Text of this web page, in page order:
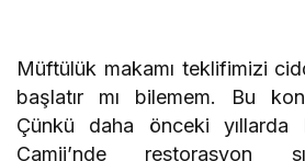
Müftülük makamı teklifimizi
başlatır mı bilemem. Bu
Çünkü daha önceki yıllarda
Camii’nde restorasyon